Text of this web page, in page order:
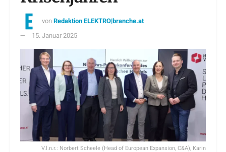
vonRedaktion ELEKTRO|branche.at
15. Januar 2025
V.l.n.r.: Norbert Scheele (Head of European Expansion, C&A), Karin